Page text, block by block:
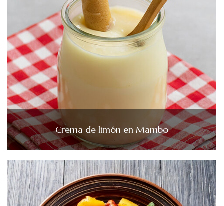
Crema de limón en Mambo